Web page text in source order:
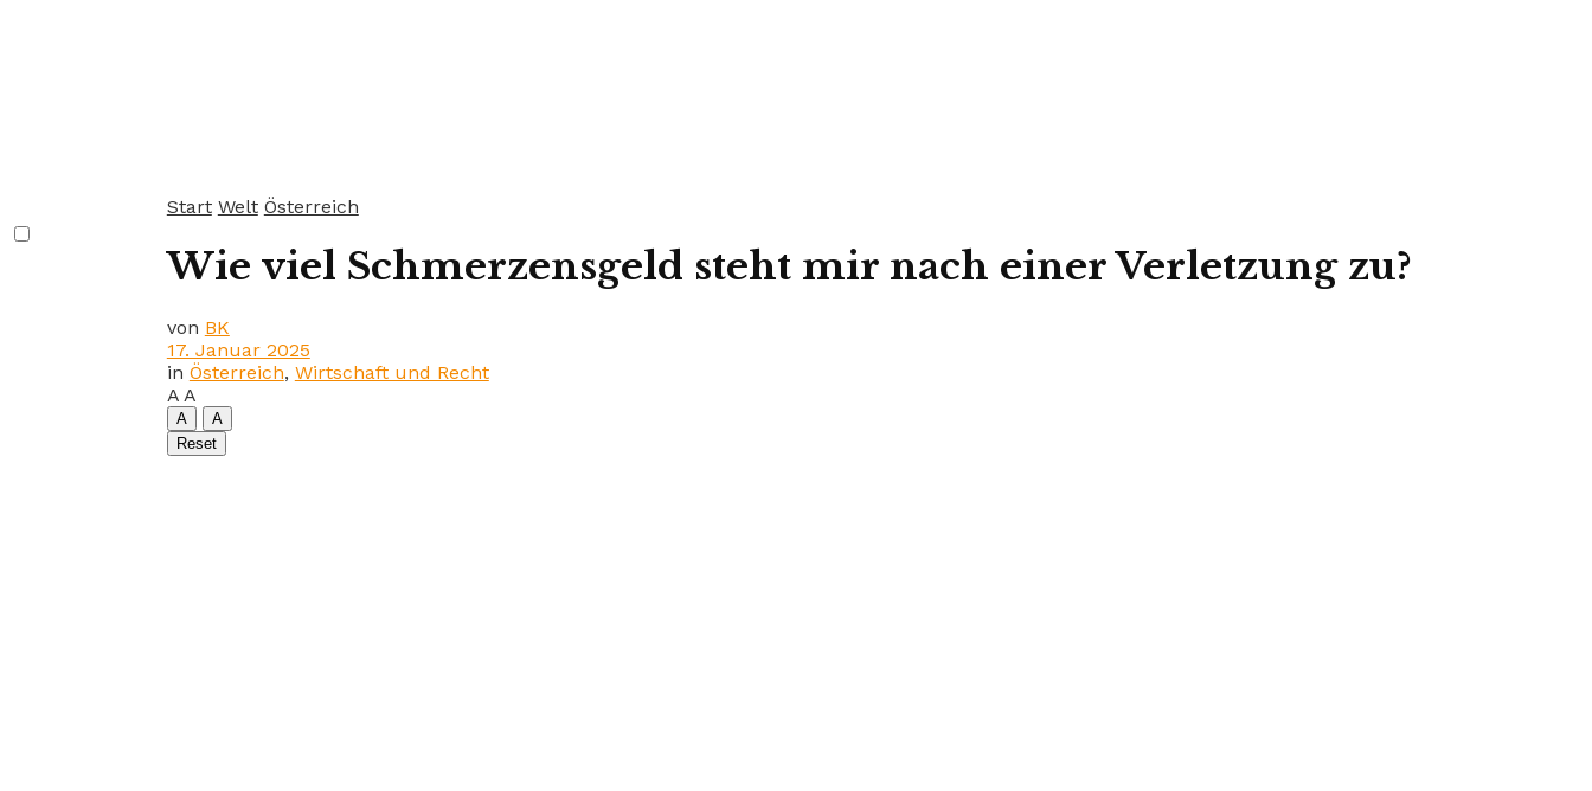
Start Welt Österreich
Wie viel Schmerzensgeld steht mir nach einer Verletzung zu?
von BK
17. Januar 2025
in Österreich, Wirtschaft und Recht
A A
A
A
Reset